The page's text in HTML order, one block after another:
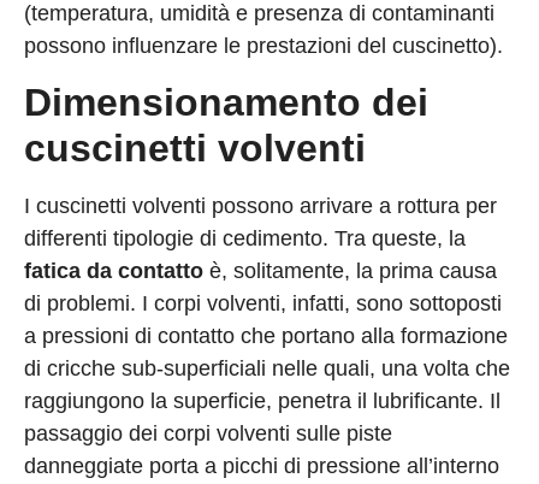
(temperatura, umidità e presenza di contaminanti
possono influenzare le prestazioni del cuscinetto).
Dimensionamento dei
cuscinetti volventi
I cuscinetti volventi possono arrivare a rottura per
differenti tipologie di cedimento. Tra queste, la
fatica da contatto è, solitamente, la prima causa
di problemi. I corpi volventi, infatti, sono sottoposti
a pressioni di contatto che portano alla formazione
di cricche sub-superficiali nelle quali, una volta che
raggiungono la superficie, penetra il lubrificante. Il
passaggio dei corpi volventi sulle piste
danneggiate porta a picchi di pressione all’interno